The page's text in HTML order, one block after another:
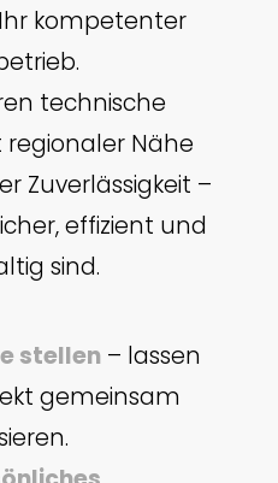
Ihr kompetenter
technische
Nähe
Zuverlässigkeit –
effizient und
sind.
stellen – lassen
gemeinsam